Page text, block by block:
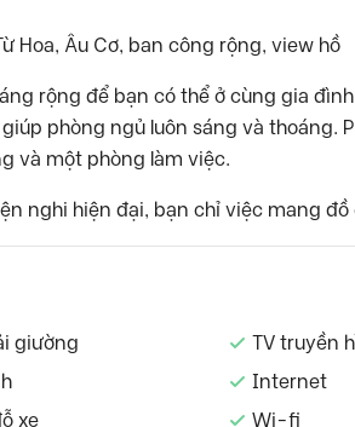
Hoa, Âu Cơ, ban công rộng, view hồ
rộng để bạn có thể ở cùng gia
phòng ngủ luôn sáng và thoáng.
và một phòng làm việc.
nghi hiện đại, bạn chỉ việc mang
giường
TV truyền
Internet
xe
Wi-fi